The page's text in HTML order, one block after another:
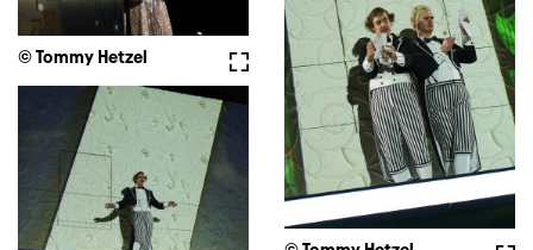
Fullscreen
© Tommy Hetzel